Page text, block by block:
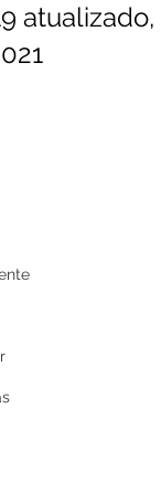
atualizado,